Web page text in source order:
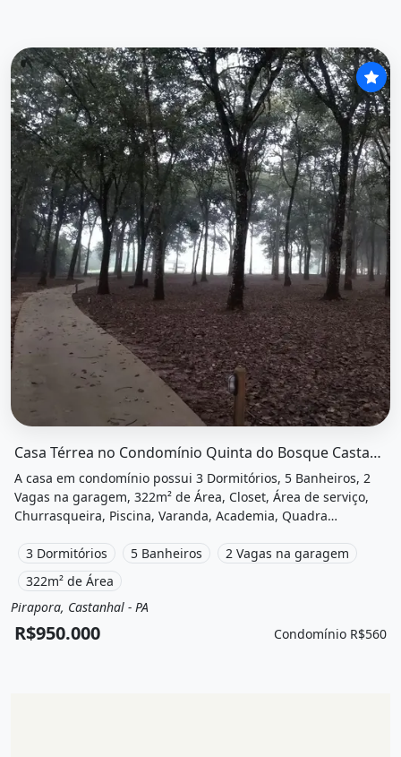
Casa Térrea no Condomínio Quinta do Bosque Castanhal
A casa em condomínio possui 3 Dormitórios, 5 Banheiros, 2
Vagas na garagem, 322m² de Área, Closet, Área de serviço,
Churrasqueira, Piscina, Varanda, Academia, Quadra
Maximino Porpino da Silva, Castanhal, Pa à venda por
R$950.000 e Condomínio por R$560 /Mês.
3 Dormitórios 5 Banheiros
2 Vagas na garagem
322m² de Área
Venda
Casa em condomínio
Pirapora, Castanhal - PA
R$950.000 Condomínio R$560